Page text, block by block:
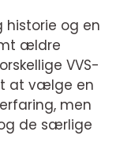
historie og en
ældre
VVS-
at vælge en
men
de særlige